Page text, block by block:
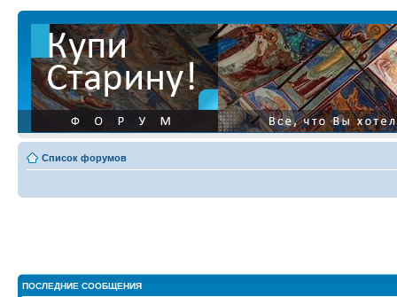
Список форумов
ПОСЛЕДНИЕ СООБЩЕНИЯ